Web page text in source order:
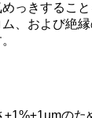
っきするこ
、および絶
のた